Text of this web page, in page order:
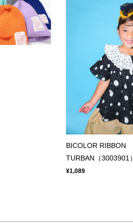
BICOLOR RIBBON
TURBAN（3003901）
¥1,089